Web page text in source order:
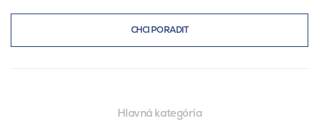
CHCI PORADIT
Hlavná kategória